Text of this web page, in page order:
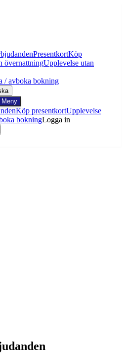
PresentkortKöp
övernattningUpplevelse utan
/ avboka bokning
Meny
Köp presentkortUpplevelse
bokningLogga in